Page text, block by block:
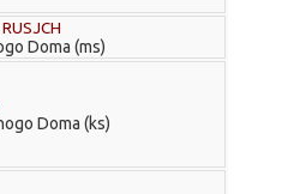
Doma (ms)
Doma (ks)